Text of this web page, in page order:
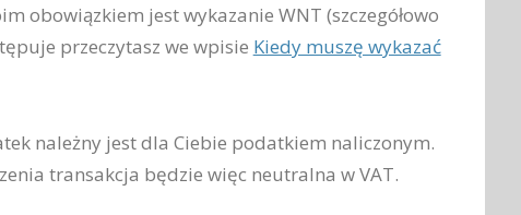
obowiązkiem jest wykazanie WNT (szczegółowo
przeczytasz we wpisie Kiedy muszę wykazać
należny jest dla Ciebie podatkiem naliczonym.
transakcja będzie więc neutralna w VAT.